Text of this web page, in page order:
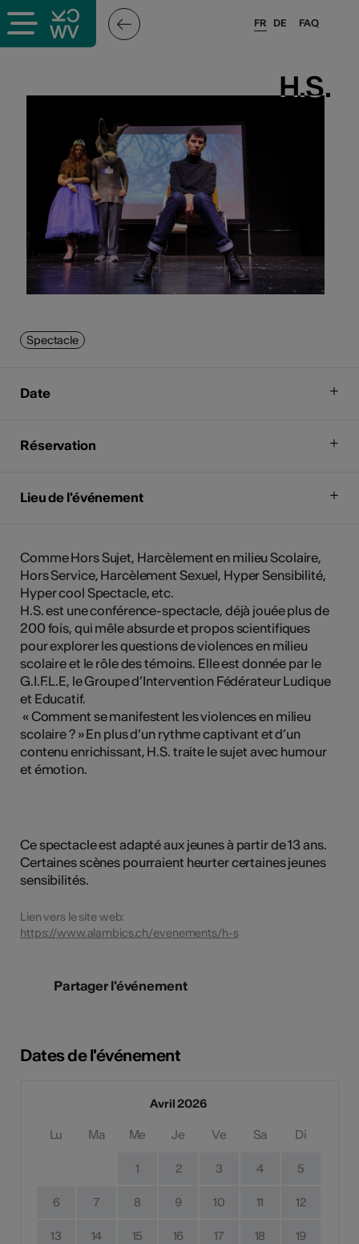
FAQ
FR DE
H.S.
H.S.
Spectacle
Date
Réservation
Lieu de l'événement
Comme Hors Sujet, Harcèlement en milieu Scolaire,
Hors Service, Harcèlement Sexuel, Hyper Sensibilité,
Hyper cool Spectacle, etc.
H.S. est une conférence-spectacle, déjà jouée plus de
200 fois, qui mêle absurde et propos scientifiques
pour explorer les questions de violences en milieu
scolaire et le rôle des témoins. Elle est donnée par le
G.I.F.L.E, le Groupe d’Intervention Fédérateur Ludique
et Educatif.
« Comment se manifestent les violences en milieu
scolaire ? » En plus d’un rythme captivant et d’un
contenu enrichissant, H.S. traite le sujet avec humour
et émotion.
Ce spectacle est adapté aux jeunes à partir de 13 ans.
Certaines scènes pourraient heurter certaines jeunes
sensibilités.
Lien vers le site web:
https://www.alambics.ch/evenements/h-s
Partager l'événement
Dates de l'événement
Avril 2026
Lu Ma Me Je Ve Sa Di
1 2 3 4 5
6 7 8 9 10 11 12
13 14 15 16 17 18 19